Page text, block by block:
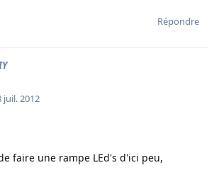
Répondre
juil. 2012
faire une rampe LEd's d'ici peu,